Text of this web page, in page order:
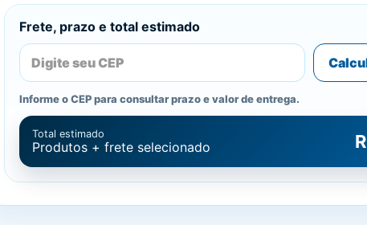
Frete, prazo e total estimado
Informe o CEP para consultar prazo e valor de entrega.
Total estimado
Produtos + frete selecionado